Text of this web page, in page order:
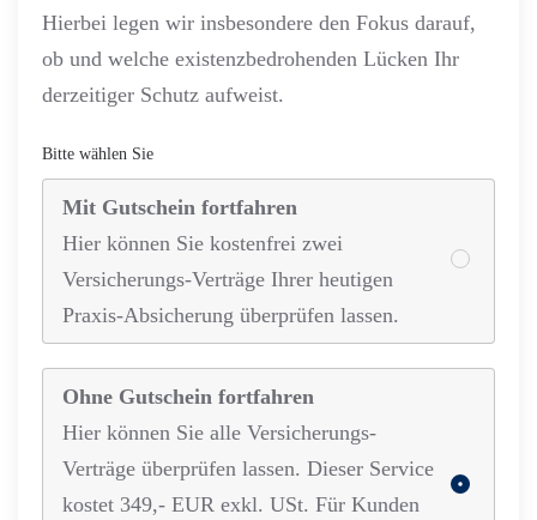
Hierbei legen wir insbesondere den Fokus darauf,
ob und welche existenzbedrohenden Lücken Ihr
derzeitiger Schutz aufweist.
Bitte wählen Sie
Mit Gutschein fortfahren
Hier können Sie kostenfrei zwei
Versicherungs-Verträge Ihrer heutigen
Praxis-Absicherung überprüfen lassen.
Ohne Gutschein fortfahren
Hier können Sie alle Versicherungs-
Verträge überprüfen lassen. Dieser Service
kostet 349,- EUR exkl. USt. Für Kunden